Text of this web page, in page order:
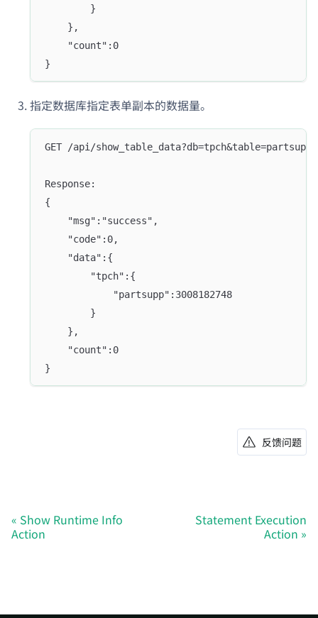
        }
    },
    "count":0
}
指定数据库指定表单副本的数据量。
GET /api/
Response:
{
    "msg":"success",
    "code":0,
    "data":{
        "tpch":{
            "partsupp":3008182748
        }
    },
    "count":0
}
反馈问题
Show Runtime Info
Action
Statement Execution
Action